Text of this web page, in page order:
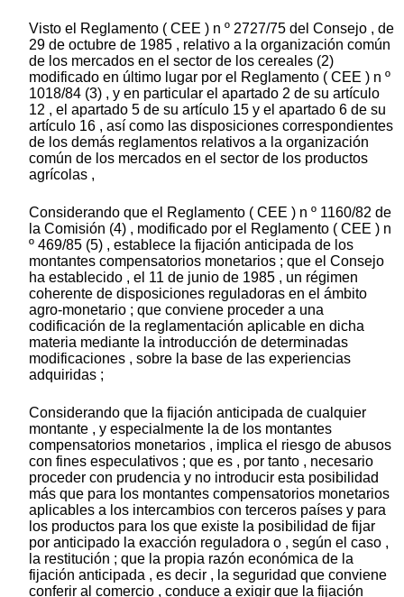
Visto el Reglamento ( CEE ) n º 2727/75 del Consejo , de
29 de octubre de 1985 , relativo a la organización común
de los mercados en el sector de los cereales (2)
modificado en último lugar por el Reglamento ( CEE ) n º
1018/84 (3) , y en particular el apartado 2 de su artículo
12 , el apartado 5 de su artículo 15 y el apartado 6 de su
artículo 16 , así como las disposiciones correspondientes
de los demás reglamentos relativos a la organización
común de los mercados en el sector de los productos
agrícolas ,
Considerando que el Reglamento ( CEE ) n º 1160/82 de
la Comisión (4) , modificado por el Reglamento ( CEE ) n
º 469/85 (5) , establece la fijación anticipada de los
montantes compensatorios monetarios ; que el Consejo
ha establecido , el 11 de junio de 1985 , un régimen
coherente de disposiciones reguladoras en el ámbito
agro-monetario ; que conviene proceder a una
codificación de la reglamentación aplicable en dicha
materia mediante la introducción de determinadas
modificaciones , sobre la base de las experiencias
adquiridas ;
Considerando que la fijación anticipada de cualquier
montante , y especialmente la de los montantes
compensatorios monetarios , implica el riesgo de abusos
con fines especulativos ; que es , por tanto , necesario
proceder con prudencia y no introducir esta posibilidad
más que para los montantes compensatorios monetarios
aplicables a los intercambios con terceros países y para
los productos para los que existe la posibilidad de fijar
por anticipado la exacción reguladora o , según el caso ,
la restitución ; que la propia razón económica de la
fijación anticipada , es decir , la seguridad que conviene
conferir al comercio , conduce a exigir que la fijación